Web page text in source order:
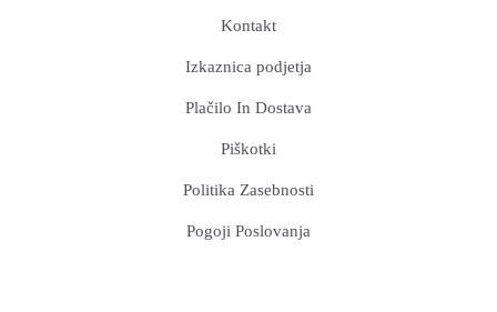
Kontakt
Izkaznica podjetja
Plačilo In Dostava
Piškotki
Politika Zasebnosti
Pogoji Poslovanja